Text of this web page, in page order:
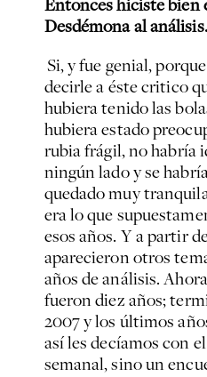
Entonces hiciste bien
Desdémona al análisis.
Si, y fue genial,
decirle a éste critico
hubiera tenido las
hubiera estado
rubia frágil, no habría
ningún lado y se
quedado muy
era lo que
esos años. Y a partir
aparecieron otros
años de análisis.
fueron diez años;
2007 y los últimos
así les decíamos con
semanal, sino un